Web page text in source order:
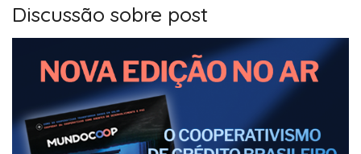
Discussão sobre post